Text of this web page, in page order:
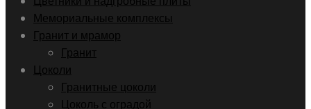
Мемориальные комплексы
Гранит и мрамор
Гранит
Цоколи
Гранитные цоколи
Цоколь с оградой